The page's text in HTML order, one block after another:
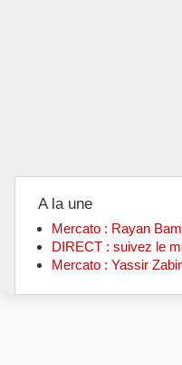
A la une
Mercato : Rayan
DIRECT : suivez le
Mercato : Yassir